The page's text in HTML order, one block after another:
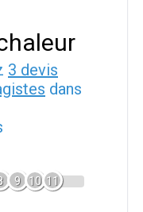
3 devis
dans
9 10 11